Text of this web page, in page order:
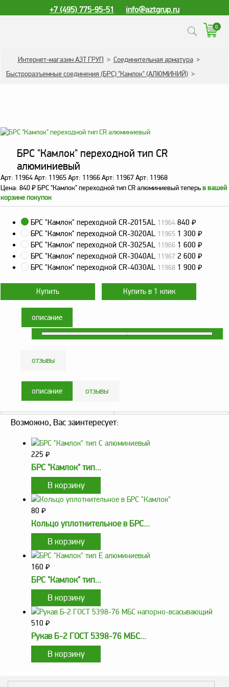
+7 (495) 775-95-51 info@aztgrup.ru
0
КАТАЛОГ ПРОДУКЦИИ
Топливораздаточные
Зарядные станции
Погружные насосы к
ТРК и ГРК
Запасные части к ТРК
и ГРК
Электронное
оборудование
ТОПАЗ
Пульты управления,
контроллеры
Устройства громкой
связи и оповещения
Краны раздаточные,
з/ч и комплектующие
Резервуарное
Насосы и насосные
агрегаты
Устройства слива и
налива
Счетчики и фильтры
Метрологическое
оборудование
Рукава, шланги и
техпластина МБС
Соединительная
Устройства
заземления
автоцистерн и
комплектующие
Продукция НПП
СЕНСОР
Газоаналитическое
оборудование
Эксплуатационное
Интернет-магазин АЗТ ГРУП > Соединительная арматура >
Быстроразъемные соединения (БРС) "Камлок" (АЛЮМИНИЙ) >
БРС "Камлок" переходной тип CR
алюминиевый
Арт: 11964 Арт: 11965 Арт: 11966 Арт: 11967 Арт: 11968
Цена: 840₽БРС "Камлок" переходной тип CR алюминиевый теперьв вашей
корзине покупок
БРС "Камлок" переходной СR-2015AL 11964 840 ₽
БРС "Камлок" переходной СR-3020AL 11965 1 300 ₽
БРС "Камлок" переходной СR-3025AL 11966 1 600 ₽
БРС "Камлок" переходной СR-3040AL 11967 2 600 ₽
БРС "Камлок" переходной СR-4030AL 11968 1 900 ₽
описание
отзывы
описание отзывы
Возможно, Вас заинтересует:
225 ₽
БРС "Камлок" тип...
80 ₽
Кольцо уплотнительное в БРС...
160 ₽
БРС "Камлок" тип...
510 ₽
Рукав Б-2 ГОСТ 5398-76 МБС...